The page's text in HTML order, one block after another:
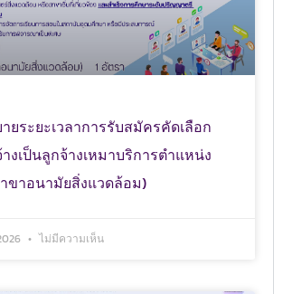
ยระยะเวลาการรับสมัครคัดเลือก
งเป็นลูกจ้างเหมาบริการตำแหน่ง
ขาอนามัยสิ่งแวดล้อม)
ไม่มีความเห็น